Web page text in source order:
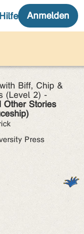
Biff, Chip &
(Level 2) -
Other Stories
Press